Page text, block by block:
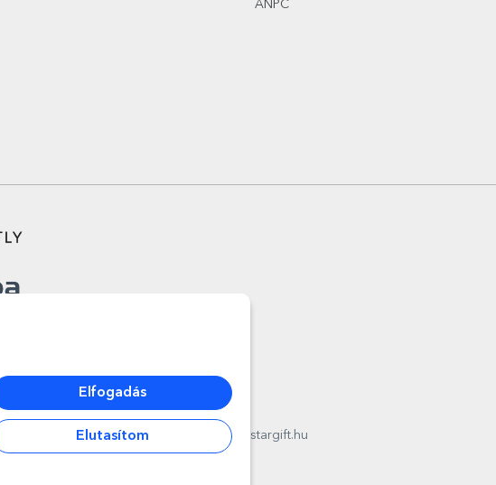
ANPC
, cod postal012178,
contact@stargift.hu
Elfogadás
Elutasítom